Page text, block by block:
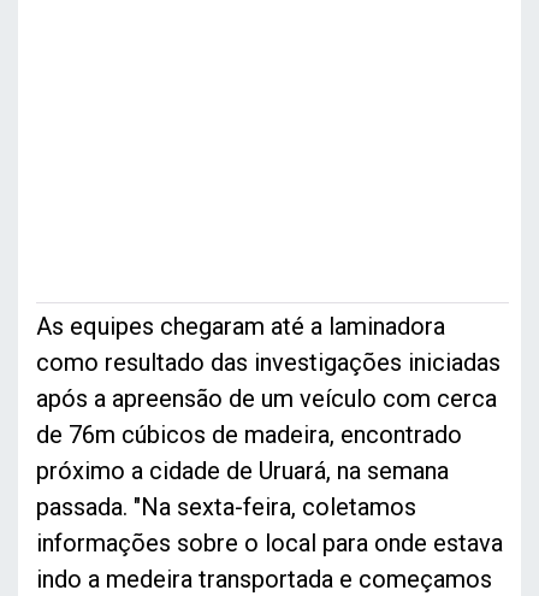
As equipes chegaram até a laminadora
como resultado das investigações iniciadas
após a apreensão de um veículo com cerca
de 76m cúbicos de madeira, encontrado
próximo a cidade de Uruará, na semana
passada. "Na sexta-feira, coletamos
informações sobre o local para onde estava
indo a medeira transportada e começamos